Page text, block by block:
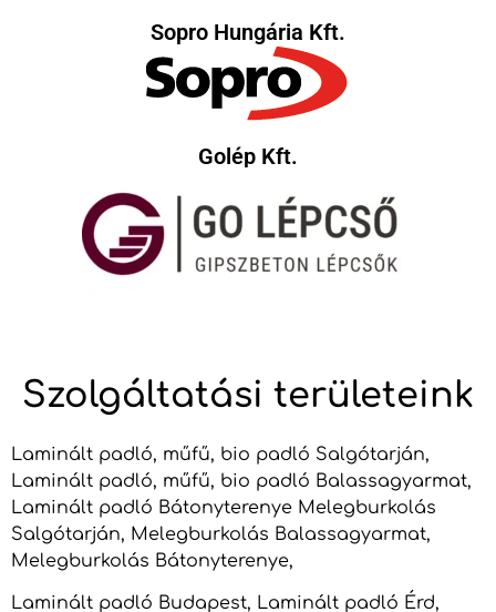
Sopro Hungária Kft.
Golép Kft.
Szolgáltatási területeink
Laminált padló, műfű, bio padló Salgótarján,
Laminált padló, műfű, bio padló Balassagyarmat,
Laminált padló Bátonyterenye Melegburkolás
Salgótarján, Melegburkolás Balassagyarmat,
Melegburkolás Bátonyterenye,
Laminált padló Budapest, Laminált padló Érd,